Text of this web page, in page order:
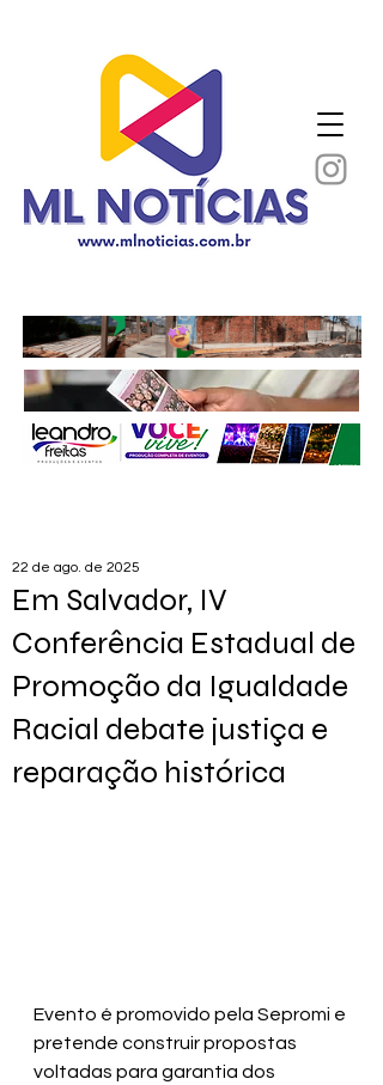
Em Salvador, IV
Conferência Estadual de
Promoção da Igualdade
Racial debate justiça e
reparação histórica
22 de ago. de 2025
Evento é promovido pela Sepromi e
pretende construir propostas
voltadas para garantia dos